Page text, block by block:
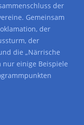
der
Gemeinsam
der
der
die „Närrische
nur einige Beispiele